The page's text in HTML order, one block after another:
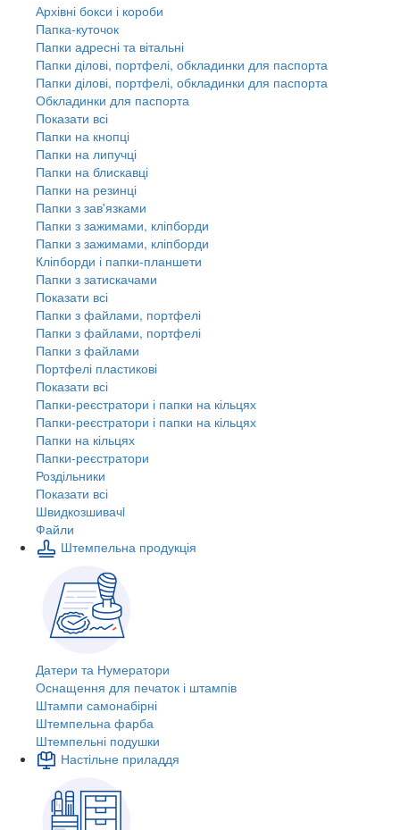
Архівні бокси і короби
Папка-куточок
Папки адресні та вітальні
Папки ділові, портфелі, обкладинки для паспорта
Папки ділові, портфелі, обкладинки для паспорта
Обкладинки для паспорта
Показати всі
Папки на кнопці
Папки на липучці
Папки на блискавці
Папки на резинці
Папки з зав'язками
Папки з зажимами, кліпборди
Папки з зажимами, кліпборди
Кліпборди і папки-планшети
Папки з затискачами
Показати всі
Папки з файлами, портфелі
Папки з файлами, портфелі
Папки з файлами
Портфелі пластикові
Показати всі
Папки-реєстратори і папки на кільцях
Папки-реєстратори і папки на кільцях
Папки на кільцях
Папки-реєстратори
Роздільники
Показати всі
Швидкозшивачi
Файли
Штемпельна продукція
Датери та Нумератори
Оснащення для печаток і штампів
Штампи самонабірні
Штемпельна фарба
Штемпельні подушки
Настільне приладдя